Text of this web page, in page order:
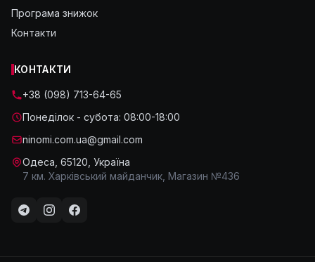
Програма знижок
Контакти
КОНТАКТИ
+38 (098) 713-64-65
Понеділок - субота: 08:00-18:00
ninomi.com.ua@gmail.com
Одеса, 65120, Україна
7 км. Харківський майданчик, Магазин №436